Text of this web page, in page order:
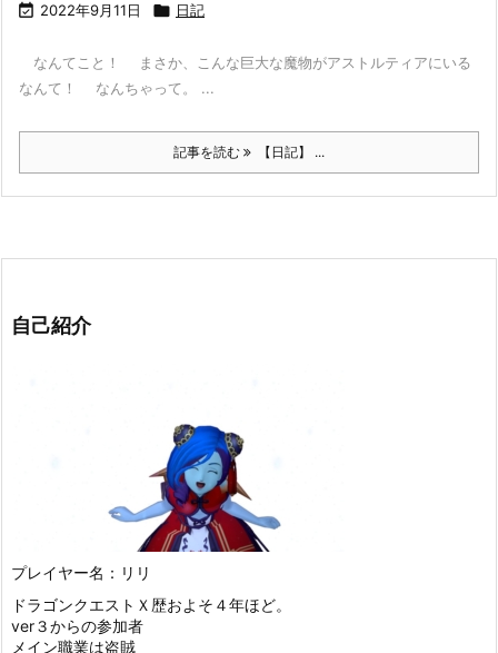
 2022年9月11日  日記
なんてこと！ まさか、こんな巨大な魔物がアストルティアにいる
なんて！ なんちゃって。 ...
記事を読む 【日記】 ...
自己紹介
プレイヤー名：リリ
ドラゴンクエストＸ歴およそ４年ほど。
ver３からの参加者
メイン職業は盗賊